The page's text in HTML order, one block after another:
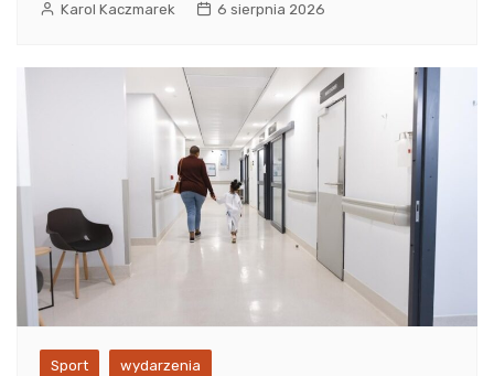
Karol Kaczmarek 6 sierpnia 2026
Sport wydarzenia